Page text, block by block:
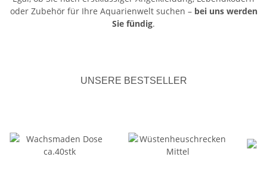
oder Zubehör für Ihre Aquarienwelt suchen – bei uns werden
Sie fündig.
UNSERE BESTSELLER